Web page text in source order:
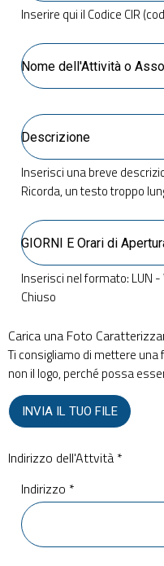
Inserire qui il Codice CIR
Inserisci una breve
Ricorda, un testo troppo
Inserisci nel formato: LUN
Chiuso
Carica una Foto
Ti consigliamo di mettere
non il logo, perché possa
INVIA IL TUO FILE
Indirizzo dell'Attvità *
Indirizzo *